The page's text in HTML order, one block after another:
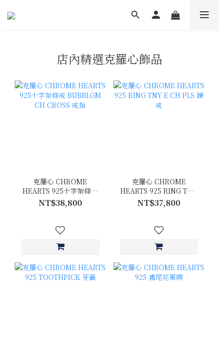
店內精選克羅心飾品
克羅心 CHROME
HEARTS 925十字架條戒
BUBBLGM CH CROSS 戒
指
NT$38,800
克羅心 CHROME
HEARTS 925 RING TNY
E CH PLS 鍊戒
NT$37,800